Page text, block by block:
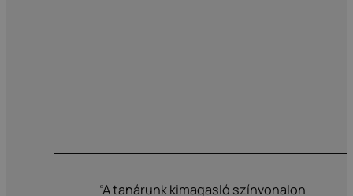
“A tanárunk kimagasló színvonalon